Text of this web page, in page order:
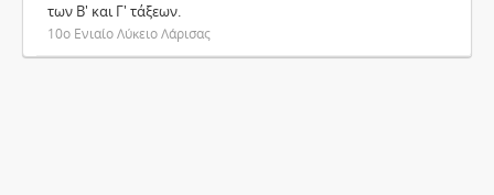
των Β' και Γ' τάξεων.
10ο Ενιαίο Λύκειο Λάρισας